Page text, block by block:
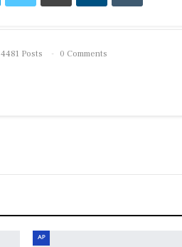
4481 Posts 0 Comments
AP